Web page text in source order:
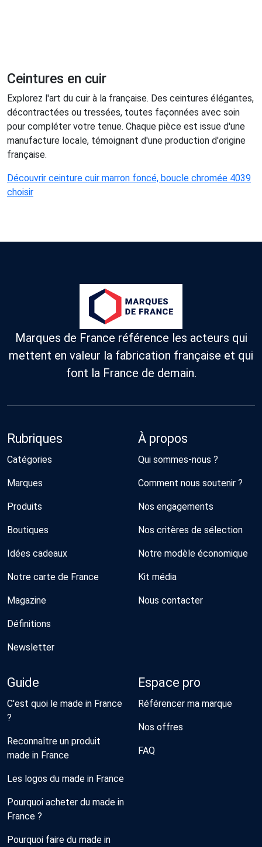
Ceintures en cuir
Explorez l'art du cuir à la française. Des ceintures élégantes,
décontractées ou tressées, toutes façonnées avec soin
pour compléter votre tenue. Chaque pièce est issue d'une
manufacture locale, témoignant d'une production d'origine
française.
Découvrir ceinture cuir marron foncé, boucle chromée 4039
choisir
Marques de France référence les acteurs qui
mettent en valeur la fabrication française et qui
font la France de demain.
Rubriques
Catégories
Marques
Produits
Boutiques
Idées cadeaux
Notre carte de France
Magazine
Définitions
Newsletter
À propos
Qui sommes-nous ?
Comment nous soutenir ?
Nos engagements
Nos critères de sélection
Notre modèle économique
Kit média
Nous contacter
Guide
C'est quoi le made in France
?
Reconnaître un produit
made in France
Les logos du made in France
Pourquoi acheter du made in
France ?
Pourquoi faire du made in
Espace pro
Référencer ma marque
Nos offres
FAQ